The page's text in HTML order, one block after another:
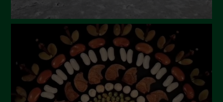
Ottobre 2023
Settembre 2023
Agosto 2023
Luglio 2023